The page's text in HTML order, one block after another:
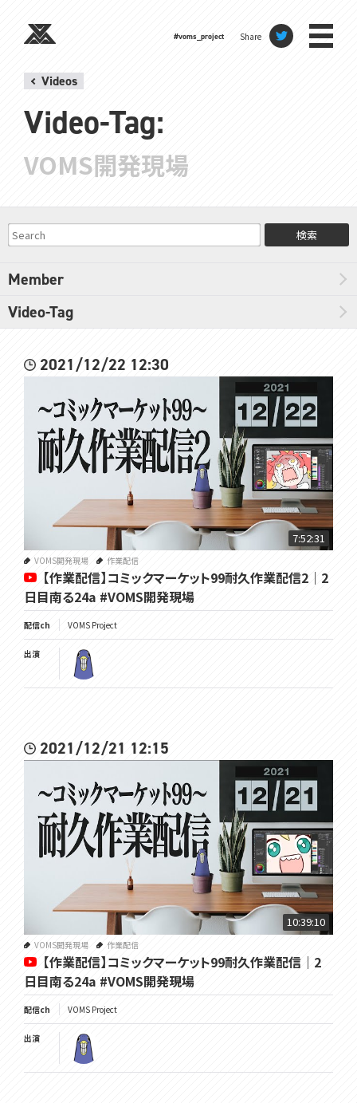
#voms_project Share
Videos
Video-Tag:
VOMS開発現場
検索
Member
Video-Tag
2021/12/22 12:30
7:52:31
VOMS開発現場 作業配信
【作業配信】コミックマーケット99耐久作業配信2｜2
日目南る24a #VOMS開発現場
配信ch VOMS Project
出演
2021/12/21 12:15
10:39:10
VOMS開発現場 作業配信
【作業配信】コミックマーケット99耐久作業配信｜2
日目南る24a #VOMS開発現場
配信ch VOMS Project
出演